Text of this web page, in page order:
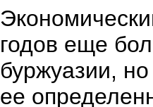
годов еще
буржуазии,
ее